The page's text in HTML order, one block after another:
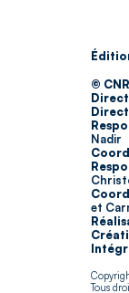
©
Nadir
et
Tous